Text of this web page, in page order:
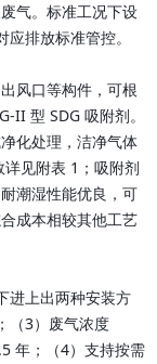
气。标准工况下设
排放标准管控。
风口等构件，可根
II 型 SDG 吸附剂。
化处理，洁净气体
见附表 1；吸附剂
潮湿性能优良，可
成本相较其他工艺
进上出两种安装方
（3）废气浓度
年；（4）支持按需